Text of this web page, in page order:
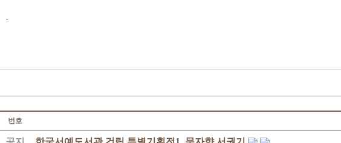
.
번호